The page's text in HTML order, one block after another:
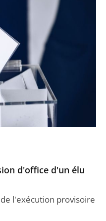
d'office d'un élu
l'exécution provisoire